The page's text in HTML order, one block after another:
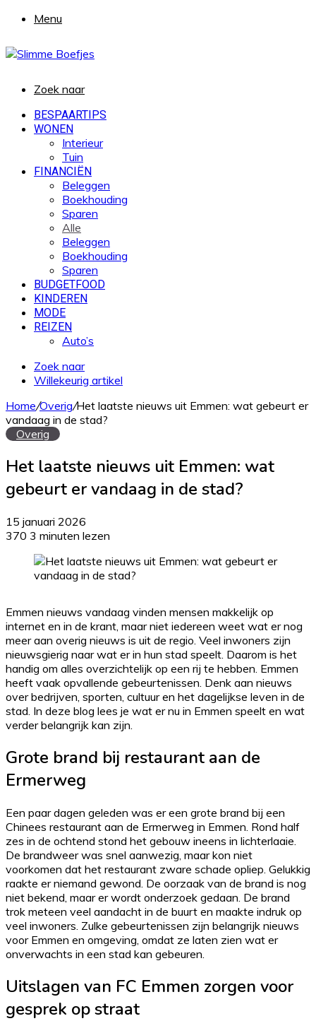
Menu
Zoek naar
BESPAARTIPS
WONEN
Interieur
Tuin
FINANCIËN
Beleggen
Boekhouding
Sparen
Alle
Beleggen
Boekhouding
Sparen
BUDGETFOOD
KINDEREN
MODE
REIZEN
Auto’s
Zoek naar
Willekeurig artikel
Home/Overig/Het laatste nieuws uit Emmen: wat gebeurt er
vandaag in de stad?
Overig
Het laatste nieuws uit Emmen: wat
gebeurt er vandaag in de stad?
15 januari 2026
370 3 minuten lezen
Emmen nieuws vandaag vinden mensen makkelijk op
internet en in de krant, maar niet iedereen weet wat er nog
meer aan overig nieuws is uit de regio. Veel inwoners zijn
nieuwsgierig naar wat er in hun stad speelt. Daarom is het
handig om alles overzichtelijk op een rij te hebben. Emmen
heeft vaak opvallende gebeurtenissen. Denk aan nieuws
over bedrijven, sporten, cultuur en het dagelijkse leven in de
stad. In deze blog lees je wat er nu in Emmen speelt en wat
verder belangrijk kan zijn.
Grote brand bij restaurant aan de
Ermerweg
Een paar dagen geleden was er een grote brand bij een
Chinees restaurant aan de Ermerweg in Emmen. Rond half
zes in de ochtend stond het gebouw ineens in lichterlaaie.
De brandweer was snel aanwezig, maar kon niet
voorkomen dat het restaurant zware schade opliep. Gelukkig
raakte er niemand gewond. De oorzaak van de brand is nog
niet bekend, maar er wordt onderzoek gedaan. De brand
trok meteen veel aandacht in de buurt en maakte indruk op
veel inwoners. Zulke gebeurtenissen zijn belangrijk nieuws
voor Emmen en omgeving, omdat ze laten zien wat er
onverwachts in een stad kan gebeuren.
Uitslagen van FC Emmen zorgen voor
gesprek op straat